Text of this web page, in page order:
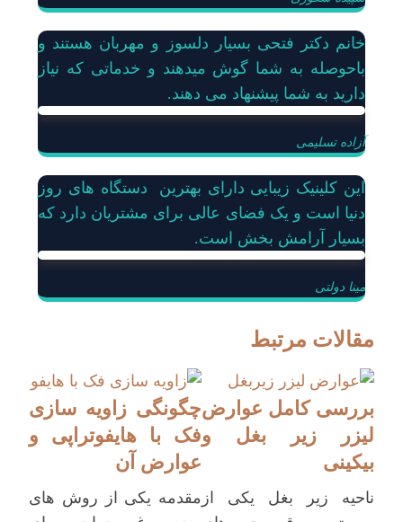
خانم دکتر فتحی بسیار دلسوز و مهربان هستند و
باحوصله به شما گوش میدهند و خدماتی که نیاز
دارید به شما پیشنهاد می دهند.
آزاده تسلیمی
این کلینیک زیبایی دارای بهترین دستگاه های روز
دنیا است و یک فضای عالی برای مشتریان دارد که
بسیار آرامش بخش است.
مینا دولتی
مقالات مرتبط
بررسی کامل عوارض
لیزر زیر بغل و
بیکینی
ناحیه زیر بغل یکی از
چگونگی زاویه سازی
فک با هایفوتراپی و
عوارض آن
مقدمه یکی از روش های